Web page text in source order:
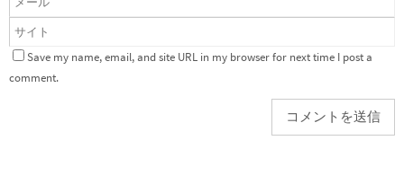
Save my name, email, and site URL in my browser for next time I post a
comment.